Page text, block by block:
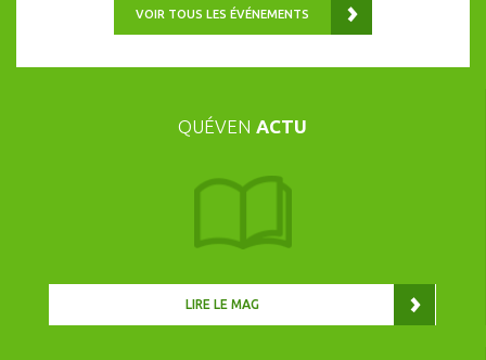
VOIR TOUS LES ÉVÉNEMENTS
QUÉVEN ACTU
LIRE LE MAG